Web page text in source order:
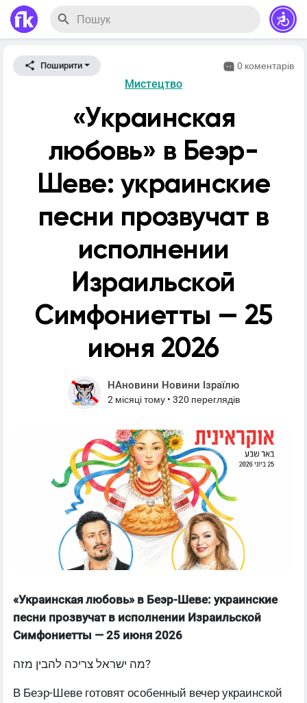
Поширити 0 коментарів
Мистецтво
«Украинская
любовь» в Беэр-
Шеве: украинские
песни прозвучат в
исполнении
Израильской
Симфониетты — 25
июня 2026
НАновини Новини Ізраїлю
2 місяці тому• 320 переглядів
«Украинская любовь» в Беэр-Шеве: украинские
песни прозвучат в исполнении Израильской
Симфониетты — 25 июня 2026
מה ישראל צריכה להבין מזה?
В Беэр-Шеве готовят особенный вечер украинской